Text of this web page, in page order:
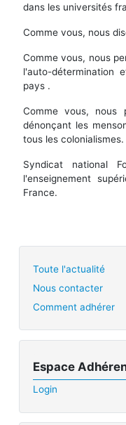
dans les universités
Comme vous, nous
Comme vous, nous
l'auto-détermination
pays .
Comme vous, nous
dénonçant les
tous les colonialismes.
Syndicat national
l'enseignement
France.
Toute l'actualité
Nous contacter
Comment adhérer
Espace
Login